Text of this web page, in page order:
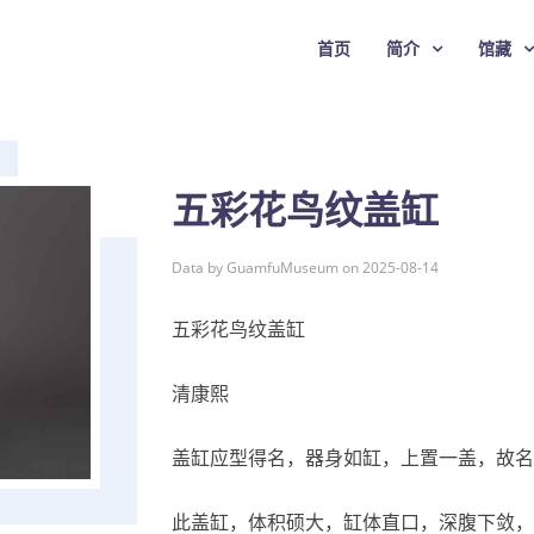
首页 简介 馆藏
五彩花鸟纹盖缸
Data by GuamfuMuseum on 2025-08-14
五彩花鸟纹盖缸
清康熙
盖缸应型得名，器身如缸，上置一盖，故
此盖缸，体积硕大，缸体直口，深腹下敛